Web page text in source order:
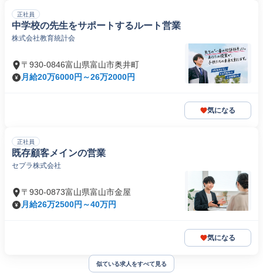
正社員
中学校の先生をサポートするルート営業
株式会社教育統計会
〒930-0846富山県富山市奥井町
月給20万6000円～26万2000円
気になる
正社員
既存顧客メインの営業
セプラ株式会社
〒930-0873富山県富山市金屋
月給26万2500円～40万円
気になる
似ている求人をすべて見る